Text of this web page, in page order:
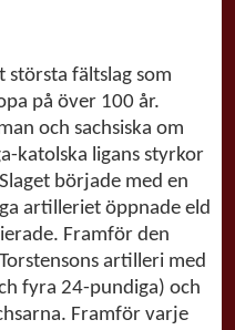
största fältslag som
på över 100 år.
och sachsiska om
katolska ligans styrkor
började med en
artilleriet öppnade eld
Framför den
artilleri med
fyra 24-pundiga) och
Framför varje